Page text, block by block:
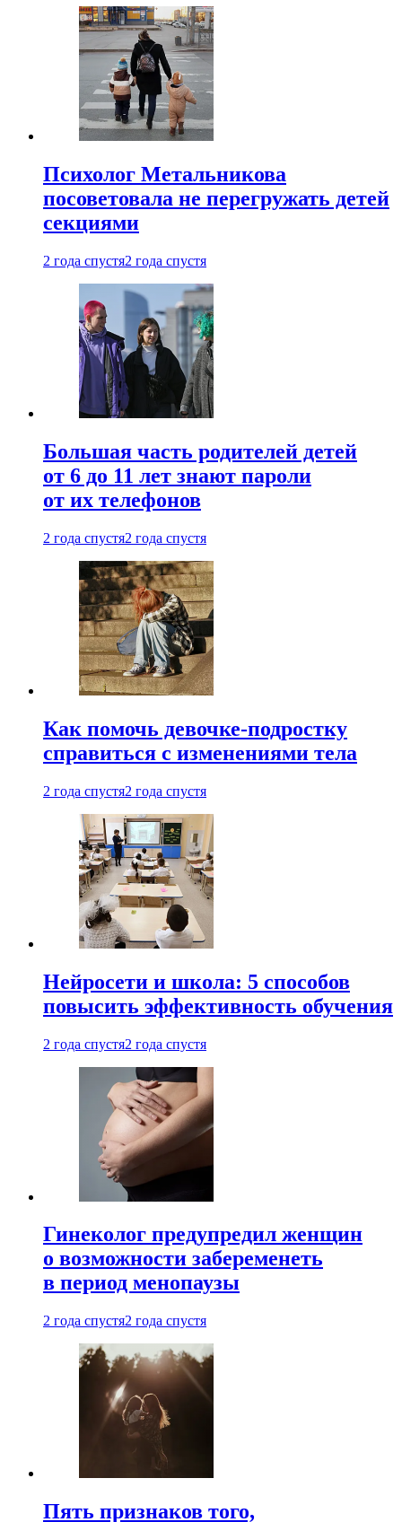
Психолог Метальникова
посоветовала не перегружать детей
секциями
2 года спустя2 года спустя
Большая часть родителей детей
от 6 до 11 лет знают пароли
от их телефонов
2 года спустя2 года спустя
Как помочь девочке-подростку
справиться с изменениями тела
2 года спустя2 года спустя
Нейросети и школа: 5 способов
повысить эффективность обучения
2 года спустя2 года спустя
Гинеколог предупредил женщин
о возможности забеременеть
в период менопаузы
2 года спустя2 года спустя
Пять признаков того,